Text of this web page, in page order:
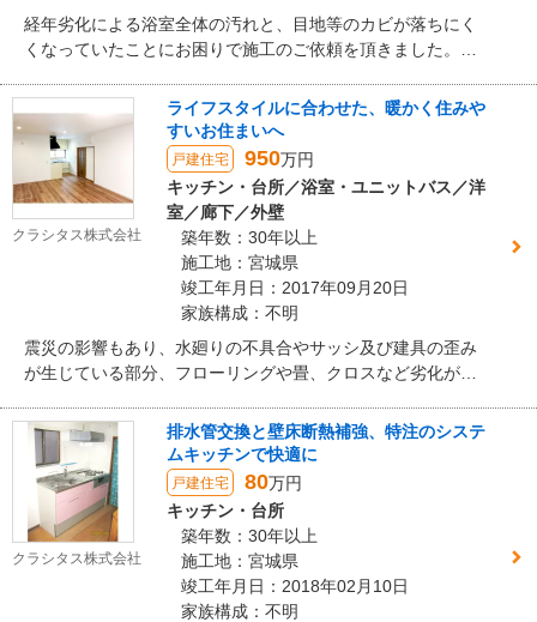
経年劣化による浴室全体の汚れと、目地等のカビが落ちにく
くなっていたことにお困りで施工のご依頼を頂きました。お
ことでしたので、窓の位置に注意して交換しています。ま
た、断熱材と浴室暖房乾燥機を設置したことで、入浴前の寒
さが改善。グレードの高い商品を選定され、全体的に高級感
のある浴室となりました。施工後は長湯するようになったと
の嬉しい声をお客様より頂くことが出来ました。
クラシタス株式会社
ライフスタイルに合わせた、暖かく住みや
すいお住まいへ
戸建住宅 950万円
キッチン・台所／浴室・ユニットバス／洋
室／廊下／外壁
築年数：30年以上
施工地：宮城県
竣工年月日：2017年09月20日
家族構成：不明
震災の影響もあり、水廻りの不具合やサッシ及び建具の歪み
が生じている部分、フローリングや畳、クロスなど劣化が気
りの変更をご希望でした。 弊社からは、台所と居間の間仕切
り壁を撤去し、開放的で明るい家族が自然に集まるLDKをご
提案を致しました。また、家が寒い原因であるサッシからの
冷気を考慮し、断熱性能の高い二重サッシへ交換。寒い時期
でも暖かく快適にお過ごし頂けます。土壁で暗い印象のあっ
た廊下や和室の壁は、クロス仕上げにより部屋全体が明るく
なりました。床は光沢のない自然な風合いのフローリング材
を選定し、以前の和の雰囲気と調和した仕上がりとなりまし
クラシタス株式会社
排水管交換と壁床断熱補強、特注のシステ
ムキッチンで快適に
戸建住宅 80万円
キッチン・台所
築年数：30年以上
施工地：宮城県
竣工年月日：2018年02月10日
家族構成：不明